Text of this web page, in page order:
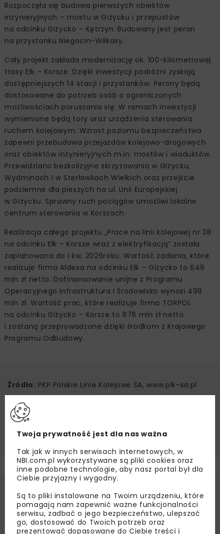
Rozpoczęła się budowa pierwszych obiektów
inżynieryjnych – mostu w Giżycku i przepustów
na odcinku Giżycko – Kętrzyn. Budowany jest peron
na przystanku Niegocin-Wilkasy.
Cały projekt zakłada modernizację ok. 100-kilometrowej
trasy Ełk – Korsze. Dzięki inwestycji podróżni zyskają
dostępniejszych 14 stacji i przystanków. Perony będą
dostosowane do potrzeb osób o ograniczonych
możliwościach poruszania się. W ramach inwestycji
wymienione będą tory oraz urządzenia sterowania
ruchem kolejowym. Wzrost poziomu bezpieczeństwa
zapewni przebudowa przejazdów kolejowo-drogowych
oraz obiektów inżynieryjnych m.in. mostów i wiaduktów.
Przewidziano bezkolizyjne skrzyżowania w Giżycku,
Wydminach i w Sterławkach Wielkich oraz przejście
podziemne dla pieszych na ul. Unii Europejskiej
w Giżycku. Sprawny ruch pociągów umożliwi lokalne
centrum sterowania w Korszach.
Realizacja całego projektu „Prace na linii kolejowej nr 38
na odcinku Ełk – Korsze wraz z elektryfikacją” została
zaplanowana do I kw. 2026roku. Wartość zadania, które
realizuje firma Aldesa na odcinku Ełk – Giżycko to 649
mln zł netto. Dofinansowanie unijne z Programu
Operacyjnego Infrastruktura i Środowisko wynosi 499
mln zł. Wartość prac, które realizuje firma TORPOL
na odcinku Giżycko – Korsze to 876 mln zł netto
i zostaną przeprowadzone dzięki środkom z Krajowego
Programu Odbudowy.
Źródło: PKP Polskie Linie Kolejowe SA, www.plk-sa.pl
INFRASTRUKTURA KOLEJOWA
LINIA KOLEJOWA
LINIA KOLEJOWA NR 38
Twoja prywatność jest dla nas ważna
Tak jak w innych serwisach internetowych, w
NBI.com.pl wykorzystywane są pliki cookies oraz
inne podobne technologie, aby nasz portal był dla
Ciebie przyjazny i wygodny.
Są to pliki instalowane na Twoim urządzeniu, które
pomagają nam zapewnić ważne funkcjonalności
serwisu, zadbać o jego bezpieczeństwo, ulepszać
go, dostosować do Twoich potrzeb oraz
prezentować dopasowane do Ciebie treści i